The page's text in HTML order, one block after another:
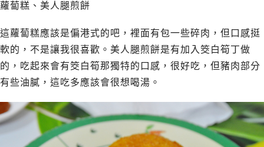
蘿蔔糕、美人腿煎餅
這蘿蔔糕應該是偏港式的吧，裡面有包一些碎肉，但口感挺
軟的，不是讓我很喜歡。美人腿煎餅是有加入筊白筍丁做
的，吃起來會有筊白筍那獨特的口感，很好吃，但豬肉部分
有些油膩，這吃多應該會很想喝湯。